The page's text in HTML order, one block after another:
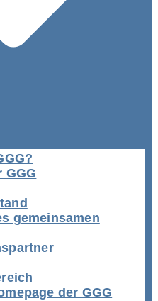
GGG
gemeinsamen
der GGG